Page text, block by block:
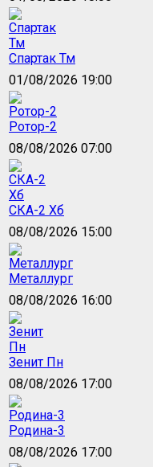
Спартак Тм
01/08/2026 19:00
Ротор-2
08/08/2026 07:00
СКА-2 Хб
08/08/2026 15:00
Металлург
08/08/2026 16:00
Зенит Пн
08/08/2026 17:00
Родина-3
08/08/2026 17:00